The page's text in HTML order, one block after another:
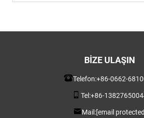
BIZE ULAŞIN
Telefon:+86-0662-
Tel:+86-
Mail:[email